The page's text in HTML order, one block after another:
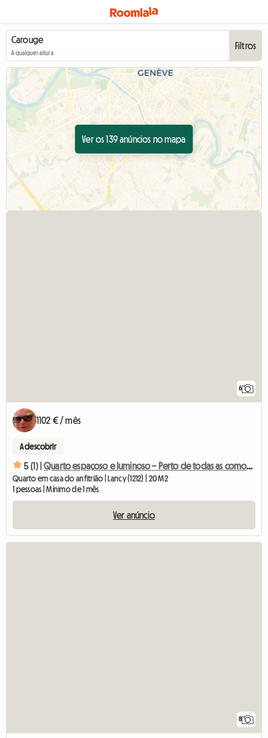
A qualquer altura
Filtros
Ver os 139 anúncios no mapa
6
1102 € / mês
A descobrir
5 (1) | Quarto espaçoso e luminoso – Perto de todas as comodidades
Quarto em casa do anfitrião | Lancy (1212) | 20 M2
1 pessoas | Mínimo de 1 mês
Ver anúncio
8